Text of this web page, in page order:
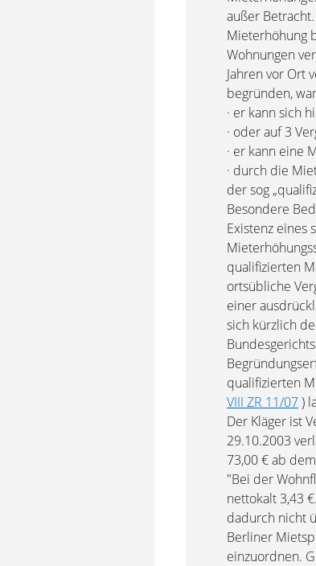
außer
Mieterhöhung
Wohnungen
Jahren vor Ort
begründen,
· er kann sich
· oder auf 3
· er kann eine
· durch die
der sog
Besondere
Existenz eines
qualifizierten
ortsübliche
einer
sich kürzlich
qualifizierten
VIII ZR 11/07)
Der Kläger ist
29.10.2003
73,00 € ab
"Bei der
nettokalt 3,43
dadurch nicht
Berliner
einzuordnen.